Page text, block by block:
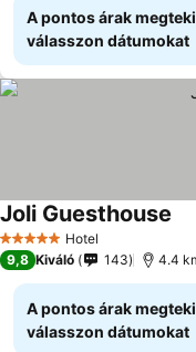
A pontos árak
válasszon dátumokat
5 KategóriaHotel
Joli Guesthouse
9,8 Kiváló 143 4.4
A pontos árak
válasszon dátumokat